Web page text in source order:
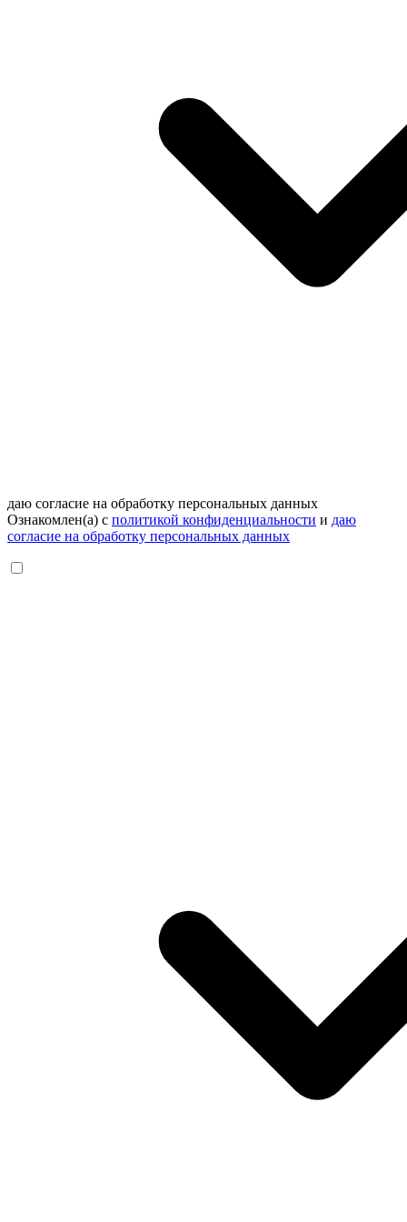
даю согласие на обработку персональных данных
Ознакомлен(а) с политикой конфиденциальности и даю
согласие на обработку персональных данных